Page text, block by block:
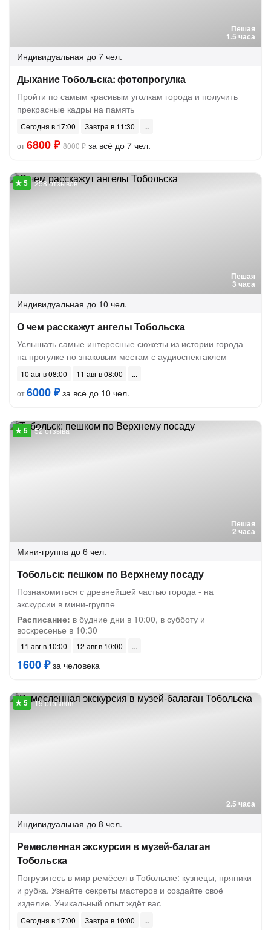
Пешая
1.5 часа
Индивидуальная до 7 чел.
Дыхание Тобольска: фотопрогулка
Пройти по самым красивым уголкам города и получить
прекрасные кадры на память
Сегодня в 17:00
Завтра в 11:30
от6800 ₽ 8000 ₽ за всё до 7 чел.
Пешая
3 часа
258 отзывов
Индивидуальная до 10 чел.
О чем расскажут ангелы Тобольска
Услышать самые интересные сюжеты из истории города
на прогулке по знаковым местам с аудиоспектаклем
10 авг в 08:00
11 авг в 08:00
от6000 ₽за всё до 10 чел.
Пешая
2 часа
52 отзыва
Мини-группа до 6 чел.
Тобольск: пешком по Верхнему посаду
Познакомиться с древнейшей частью города - на
экскурсии в мини-группе
Расписание: в будние дни в 10:00, в субботу и
воскресенье в 10:30
11 авг в 10:00 12 авг в 10:00
1600 ₽за человека
2.5 часа
19 отзывов
Индивидуальная до 8 чел.
Ремесленная экскурсия в музей-балаган
Тобольска
Погрузитесь в мир ремёсел в Тобольске: кузнецы, пряники
и рубка. Узнайте секреты мастеров и создайте своё
изделие. Уникальный опыт ждёт вас
Сегодня в 17:00
Завтра в 10:00